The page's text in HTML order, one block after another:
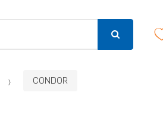
CONDOR